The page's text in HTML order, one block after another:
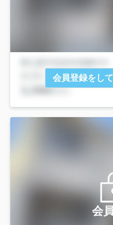
会員登録をし
会